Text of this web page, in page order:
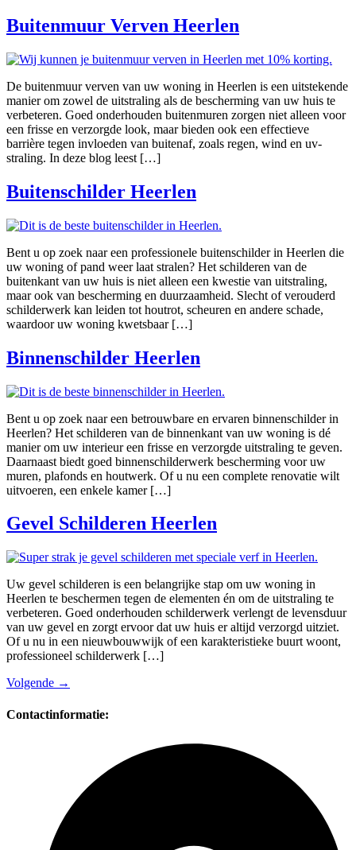
Buitenmuur Verven Heerlen
De buitenmuur verven van uw woning in Heerlen is een uitstekende
manier om zowel de uitstraling als de bescherming van uw huis te
verbeteren. Goed onderhouden buitenmuren zorgen niet alleen voor
een frisse en verzorgde look, maar bieden ook een effectieve
barrière tegen invloeden van buitenaf, zoals regen, wind en uv-
straling. In deze blog leest […]
Buitenschilder Heerlen
Bent u op zoek naar een professionele buitenschilder in Heerlen die
uw woning of pand weer laat stralen? Het schilderen van de
buitenkant van uw huis is niet alleen een kwestie van uitstraling,
maar ook van bescherming en duurzaamheid. Slecht of verouderd
schilderwerk kan leiden tot houtrot, scheuren en andere schade,
waardoor uw woning kwetsbaar […]
Binnenschilder Heerlen
Bent u op zoek naar een betrouwbare en ervaren binnenschilder in
Heerlen? Het schilderen van de binnenkant van uw woning is dé
manier om uw interieur een frisse en verzorgde uitstraling te geven.
Daarnaast biedt goed binnenschilderwerk bescherming voor uw
muren, plafonds en houtwerk. Of u nu een complete renovatie wilt
uitvoeren, een enkele kamer […]
Gevel Schilderen Heerlen
Uw gevel schilderen is een belangrijke stap om uw woning in
Heerlen te beschermen tegen de elementen én om de uitstraling te
verbeteren. Goed onderhouden schilderwerk verlengt de levensduur
van uw gevel en zorgt ervoor dat uw huis er altijd verzorgd uitziet.
Of u nu in een nieuwbouwwijk of een karakteristieke buurt woont,
professioneel schilderwerk […]
Volgende →
Contactinformatie: